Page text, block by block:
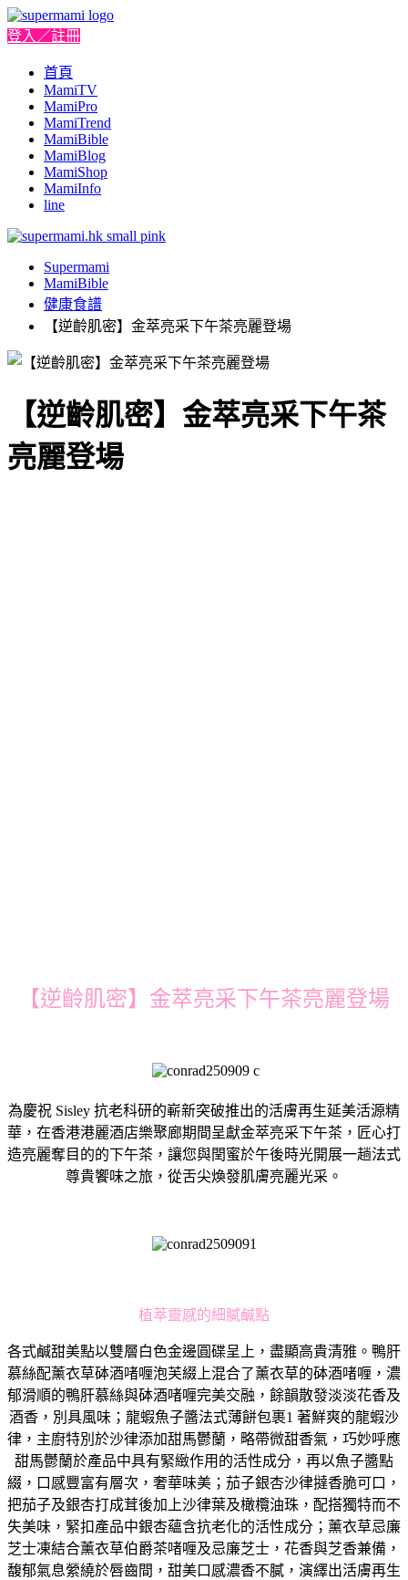
登入／註冊
首頁
MamiTV
MamiPro
MamiTrend
MamiBible
MamiBlog
MamiShop
MamiInfo
line
Supermami
MamiBible
健康食譜
【逆齡肌密】金萃亮采下午茶亮麗登場
【逆齡肌密】金萃亮采下午茶
亮麗登場
【逆齡肌密】金萃亮采下午茶亮麗登場
為慶祝 Sisley 抗老科研的嶄新突破推出的活膚再生延美活源精
華，在香港港麗酒店樂聚廊期間呈獻金萃亮采下午茶，匠心打
造亮麗奪目的的下午茶，讓您與閏蜜於午後時光開展一趟法式
尊貴饗味之旅，從舌尖煥發肌膚亮麗光采。
植萃靈感的細膩鹹點
各式鹹甜美點以雙層白色金邊圓碟呈上，盡顯高貴清雅。鴨肝
慕絲配薰衣草砵酒啫喱泡芙綴上混合了薰衣草的砵酒啫喱，濃
郁滑順的鴨肝慕絲與砵酒啫喱完美交融，餘韻散發淡淡花香及
酒香，別具風味；龍蝦魚子醬法式薄餅包裹1 著鮮爽的龍蝦沙
律，主廚特別於沙律添加甜馬鬱蘭，略帶微甜香氣，巧妙呼應
甜馬鬱蘭於產品中具有緊緻作用的活性成分，再以魚子醬點
綴，口感豐富有層次，奢華味美；茄子銀杏沙律撻香脆可口，
把茄子及銀杏打成茸後加上沙律葉及橄欖油珠，配搭獨特而不
失美味，緊扣產品中銀杏蘊含抗老化的活性成分；薰衣草忌廉
芝士凍結合薰衣草伯爵茶啫喱及忌廉芝士，花香與芝香兼備，
馥郁氣息縈繞於唇齒間，甜美口感濃香不膩，演繹出活膚再生